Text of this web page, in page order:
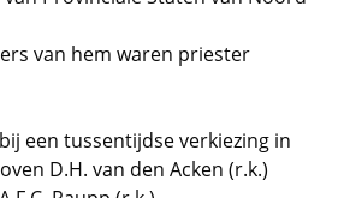
van hem waren priester
een tussentijdse verkiezing in
D.H. van den Acken (r.k.)